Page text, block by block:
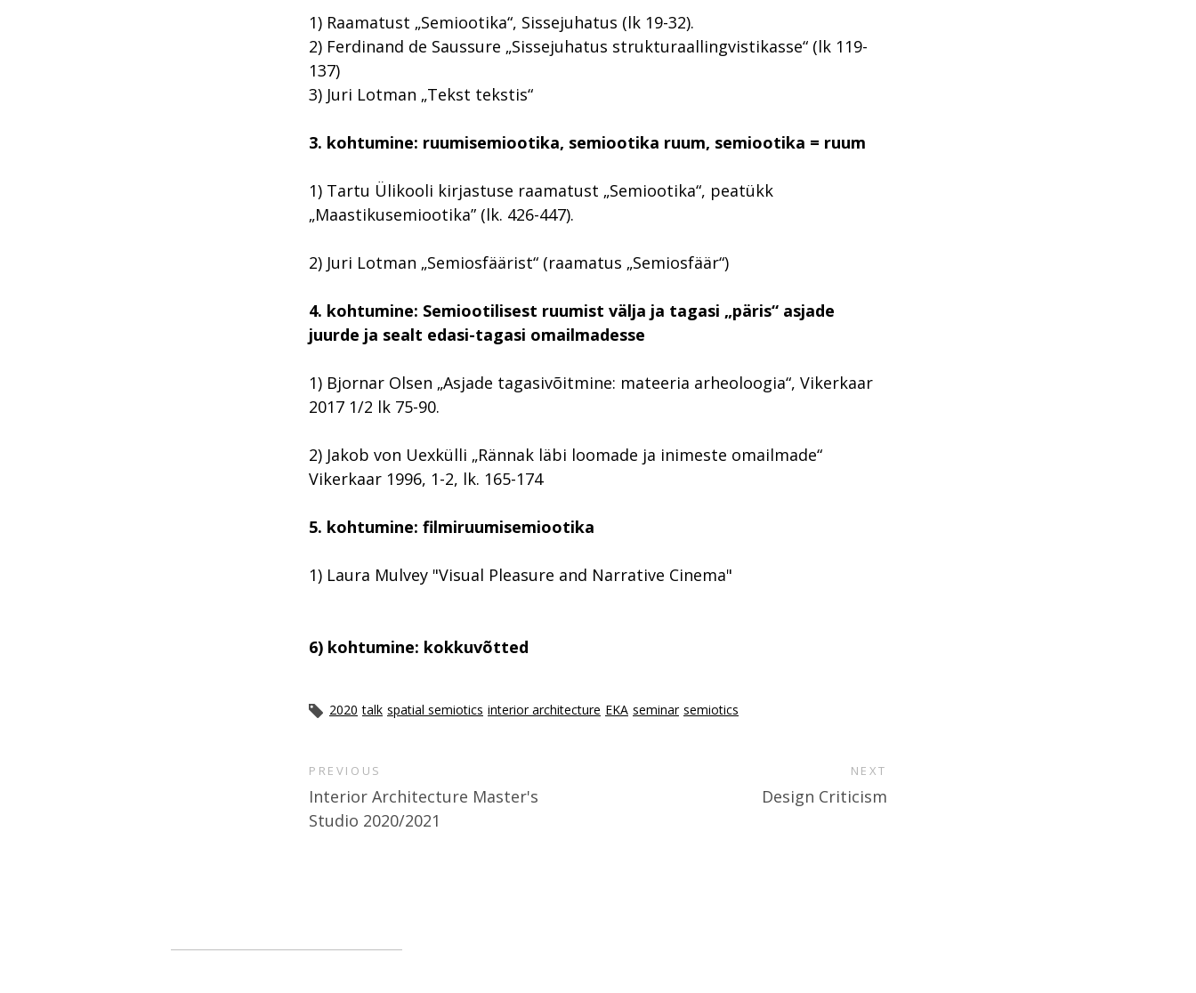
1) Raamatust „Semiootika“, Sissejuhatus (lk 19-32).
2) Ferdinand de Saussure „Sissejuhatus strukturaallingvistikasse“ (lk 119-
137)
3) Juri Lotman „Tekst tekstis“
3. kohtumine: ruumisemiootika, semiootika ruum, semiootika = ruum
1) Tartu Ülikooli kirjastuse raamatust „Semiootika“, peatükk
„Maastikusemiootika” (lk. 426-447).
2) Juri Lotman „Semiosfäärist“ (raamatus „Semiosfäär“)
4. kohtumine: Semiootilisest ruumist välja ja tagasi „päris“ asjade
juurde ja sealt edasi-tagasi omailmadesse
1) Bjornar Olsen „Asjade tagasivõitmine: mateeria arheoloogia“, Vikerkaar
2017 1/2 lk 75-90.
2) Jakob von Uexkülli „Rännak läbi loomade ja inimeste omailmade“
Vikerkaar 1996, 1-2, lk. 165-174
5. kohtumine: filmiruumisemiootika
1) Laura Mulvey "Visual Pleasure and Narrative Cinema"
6) kohtumine: kokkuvõtted
2020 talk spatial semiotics interior architecture EKA seminar semiotics
PREVIOUS
Interior Architecture Master's
Studio 2020/2021
NEXT
Design Criticism